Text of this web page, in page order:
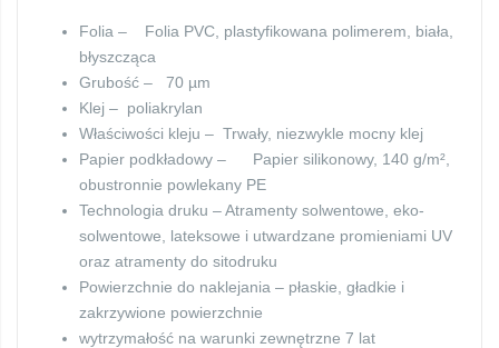
Folia – Folia PVC, plastyfikowana polimerem, biała,
błyszcząca
Grubość – 70 µm
Klej – poliakrylan
Właściwości kleju – Trwały, niezwykle mocny klej
Papier podkładowy – Papier silikonowy, 140 g/m²,
obustronnie powlekany PE
Technologia druku – Atramenty solwentowe, eko-
solwentowe, lateksowe i utwardzane promieniami UV
oraz atramenty do sitodruku
Powierzchnie do naklejania – płaskie, gładkie i
zakrzywione powierzchnie
wytrzymałość na warunki zewnętrzne 7 lat